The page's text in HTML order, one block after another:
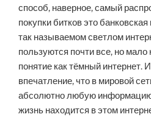
способ, наверное, самый
покупки битков это
так называемом светлом
пользуются почти все, но мало
понятие как тёмный интернет.
впечатление, что в мировой
абсолютно любую
жизнь находится в этом